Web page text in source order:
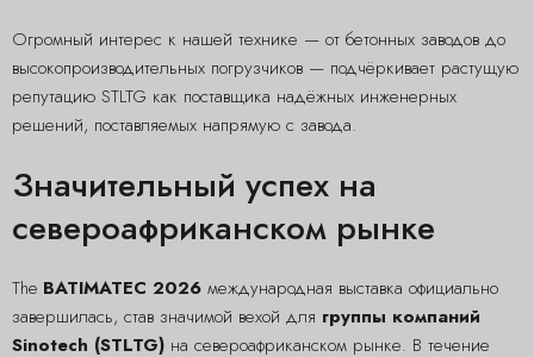
Огромный интерес к нашей технике — от бетонных заводов до
высокопроизводительных погрузчиков — подчёркивает растущую
репутацию STLTG как поставщика надёжных инженерных
решений, поставляемых напрямую с завода.
Значительный успех на
североафриканском рынке
The BATIMATEC 2026 международная выставка официально
завершилась, став значимой вехой для группы компаний
Sinotech (STLTG) на североафриканском рынке. В течение